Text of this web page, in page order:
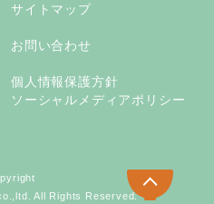
サイトマップ
お問い合わせ
個人情報保護方針
ソーシャルメディアポリシー
All Rights Reserved.